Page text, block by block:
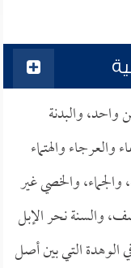
واحد، والبدنة
والهتماء
والجماء، والخصي غير
والسنة نحر الإبل
الوهدة التي بين أصل